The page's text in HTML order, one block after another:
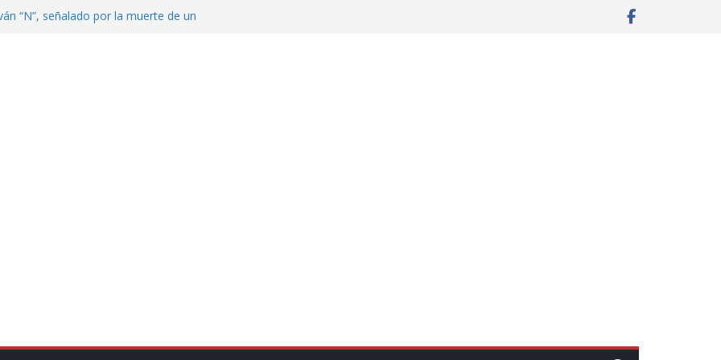
“N”, señalado por la muerte de un
Veracruz; aumentan a 33 los
secos